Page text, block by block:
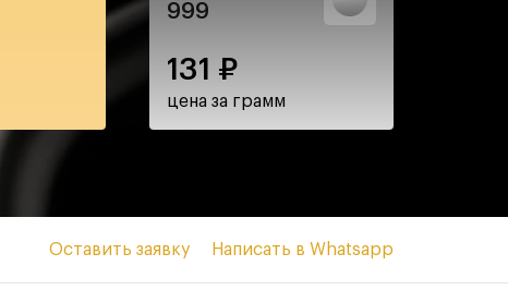
999
131 ₽
цена за грамм
Оставить заявку Написать в Whatsapp